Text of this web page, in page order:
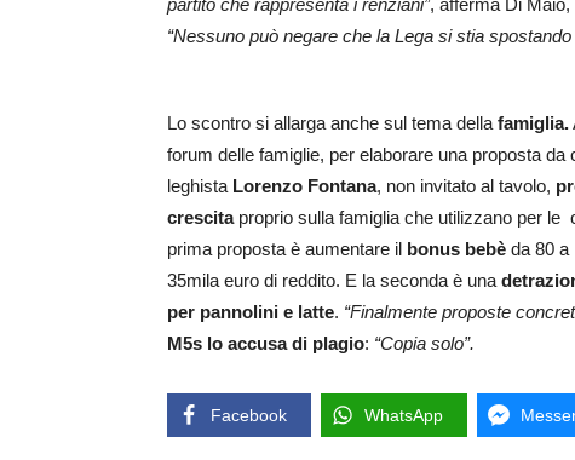
partito che rappresenta i renziani”, afferma Di
“Nessuno può negare che la Lega si stia
Lo scontro si allarga anche sul tema della famiglia.
forum delle famiglie, per elaborare una proposta
leghista Lorenzo Fontana, non invitato al tavolo,
crescitaproprio sulla famiglia che utilizzano per
prima proposta è aumentare il bonus bebè da 80 a
35mila euro di reddito. E la seconda è una
per pannolini e latte. “Finalmente proposte
M5s lo accusa di plagio: “Copia solo”.
Facebook WhatsApp